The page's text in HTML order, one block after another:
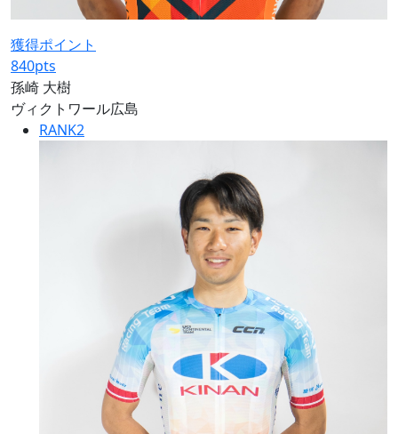
獲得ポイント
840pts
孫崎 大樹
ヴィクトワール広島
RANK2